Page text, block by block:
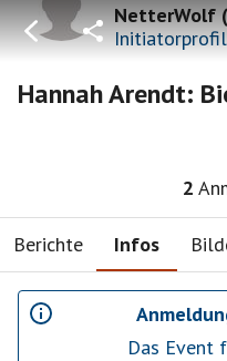
NetterWolf(
Initiatorprofil
Hannah Arendt:
2
Berichte Infos
Das Event